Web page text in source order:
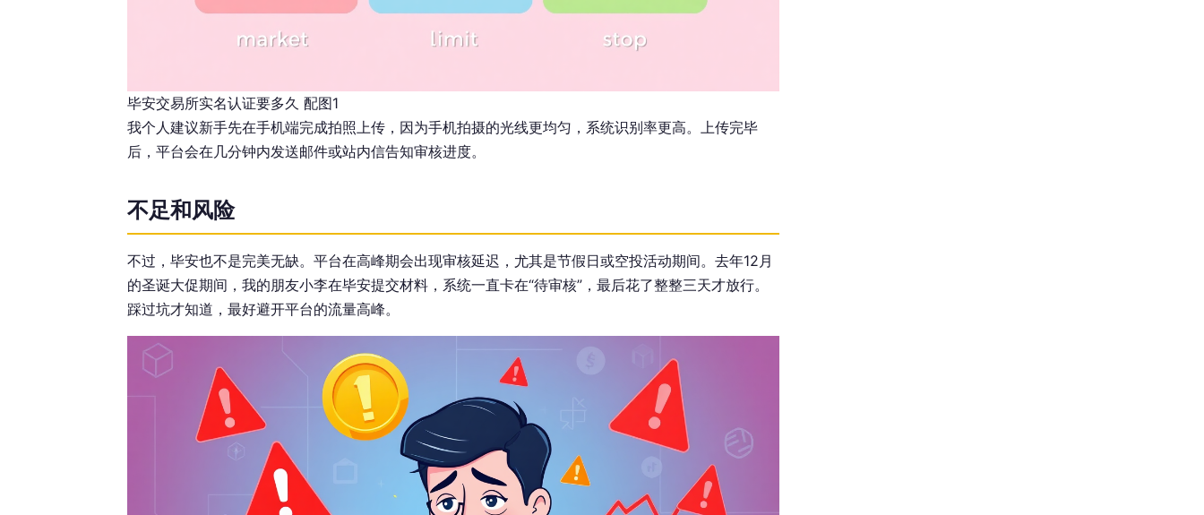
毕安交易所实名认证要多久 配图1
我个人建议新手先在手机端完成拍照上传，因为手机拍摄的光线更均匀，系统识别率更高。上传完毕
后，平台会在几分钟内发送邮件或站内信告知审核进度。
不足和风险
不过，毕安也不是完美无缺。平台在高峰期会出现审核延迟，尤其是节假日或空投活动期间。去年12月
的圣诞大促期间，我的朋友小李在毕安提交材料，系统一直卡在“待审核”，最后花了整整三天才放行。
踩过坑才知道，最好避开平台的流量高峰。